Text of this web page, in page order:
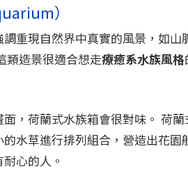
）
重現自然界中真實的風景，如
類造景很適合想走療癒系水族風格
，荷蘭式水族箱會很對味。 荷
水草進行排列組合，營造出花
心的人。